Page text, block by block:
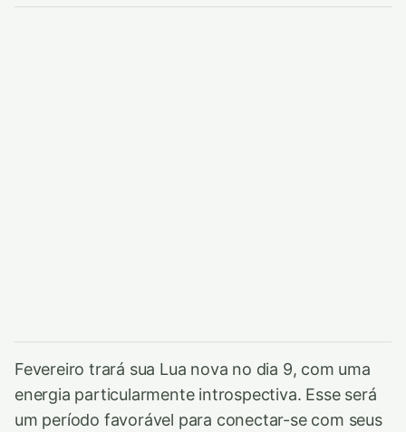
Fevereiro trará sua Lua nova no dia 9, com uma
energia particularmente introspectiva. Esse será
um período favorável para conectar-se com seus